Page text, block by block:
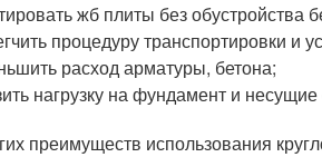
жб плиты без обустройства
процедуру транспортировки и
расход арматуры, бетона;
нагрузку на фундамент и
преимуществ использования